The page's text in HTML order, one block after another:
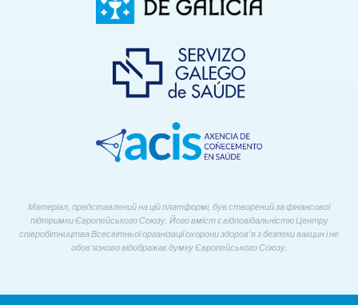
Матеріал, представлений на цій платформі, був створений за фінансової
підтримки Європейського Союзу. Його вміст є відповідальністю Центру
співробітництва Всесвітньої організації охорони здоров'я з безпеки вакцин і не
обов’язково відображає думку Європейського Союзу.